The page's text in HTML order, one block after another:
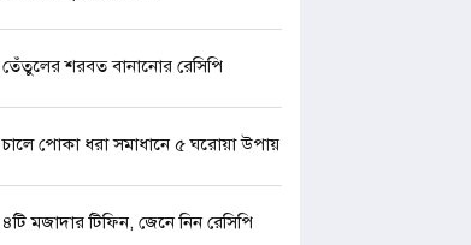
তেঁতুলের শরবত বানানোর রেসিপি
চালে পোকা ধরা সমাধানে ৫ ঘরোয়া উপায়
৪টি মজাদার টিফিন, জেনে নিন রেসিপি